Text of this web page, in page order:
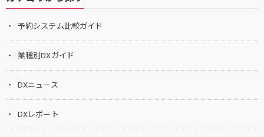
予約システム比較ガイド
業種別DXガイド
DXニュース
DXレポート